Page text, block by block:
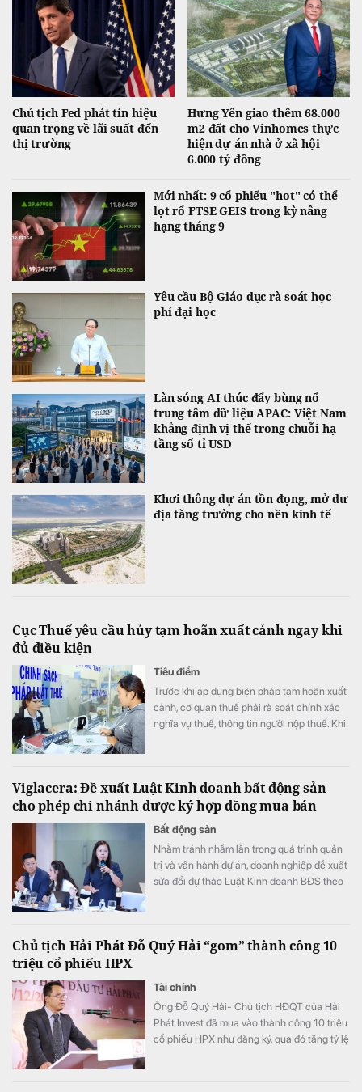
Chủ tịch Fed phát tín hiệu
quan trọng về lãi suất đến
thị trường
Hưng Yên giao thêm 68.000
m2 đất cho Vinhomes thực
hiện dự án nhà ở xã hội
6.000 tỷ đồng
Mới nhất: 9 cổ phiếu "hot" có thể
lọt rổ FTSE GEIS trong kỳ nâng
hạng tháng 9
Yêu cầu Bộ Giáo dục rà soát học
phí đại học
Làn sóng AI thúc đẩy bùng nổ
trung tâm dữ liệu APAC: Việt Nam
khẳng định vị thế trong chuỗi hạ
tầng số tỉ USD
Khơi thông dự án tồn đọng, mở dư
địa tăng trưởng cho nền kinh tế
Cục Thuế yêu cầu hủy tạm hoãn xuất cảnh ngay khi
đủ điều kiện
Tiêu điểm
Trước khi áp dụng biện pháp tạm hoãn xuất
cảnh, cơ quan thuế phải rà soát chính xác
nghĩa vụ thuế, thông tin người nộp thuế. Khi
Viglacera: Đề xuất Luật Kinh doanh bất động sản
cho phép chi nhánh được ký hợp đồng mua bán
Bất động sản
Nhằm tránh nhầm lẫn trong quá trình quản
trị và vận hành dự án, doanh nghiệp đề xuất
sửa đổi dự thảo Luật Kinh doanh BĐS theo
quyền”.
Chủ tịch Hải Phát Đỗ Quý Hải “gom” thành công 10
triệu cổ phiếu HPX
Tài chính
Ông Đỗ Quý Hải- Chủ tịch HĐQT của Hải
Phát Invest đã mua vào thành công 10 triệu
cổ phiếu HPX như đăng ký, qua đó tăng tỷ lệ